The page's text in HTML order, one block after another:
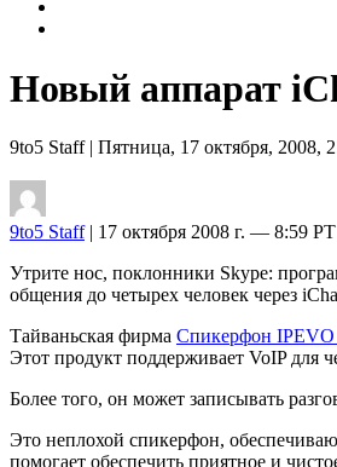
Новый аппарат
9to5 Staff| Пятница, 17 октября, 2008,
9to5 Staff| 17 октября 2008 г. — 8:59 PT
Утрите нос, поклонники Skype:
общения до четырех человек через
Тайваньская фирма Спикерфон IPEVO
Этот продукт поддерживает VoIP для
Более того, он может записывать
Это неплохой спикерфон,
помогает обеспечить приятное и